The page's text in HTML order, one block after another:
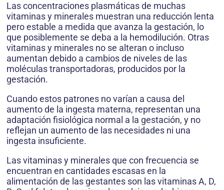
Las concentraciones plasmáticas de muchas
vitaminas y minerales muestran una reducción lenta
pero estable a medida que avanza la gestación, lo
que posiblemente se deba a la hemodilución. Otras
vitaminas y minerales no se alteran o incluso
aumentan debido a cambios de niveles de las
moléculas transportadoras, producidos por la
gestación.
Cuando estos patrones no varían a causa del
aumento de la ingesta materna, representan una
adaptación fisiológica normal a la gestación, y no
reflejan un aumento de las necesidades ni una
ingesta insuficiente.
Las vitaminas y minerales que con frecuencia se
encuentran en cantidades escasas en la
alimentación de las gestantes son las vitaminas A, D,